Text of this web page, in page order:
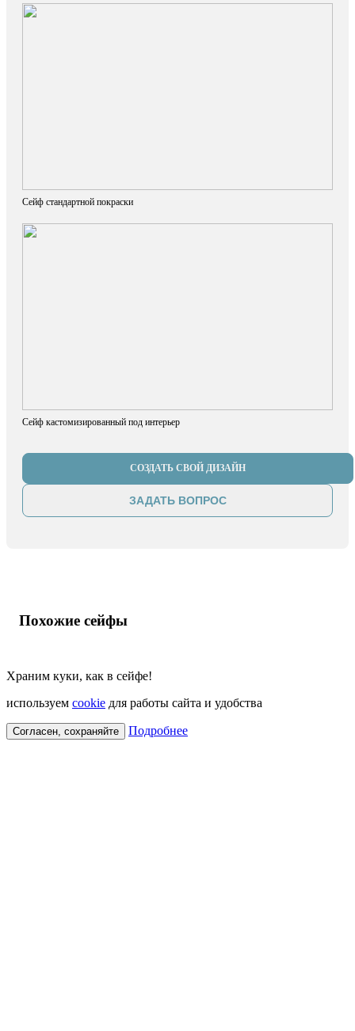
Сейф стандартной покраски
Сейф кастомизированный под интерьер
СОЗДАТЬ СВОЙ ДИЗАЙН
ЗАДАТЬ ВОПРОС
Похожие сейфы
Храним куки, как в сейфе!
используем cookie для работы сайта и удобства
Согласен, сохраняйте Подробнее